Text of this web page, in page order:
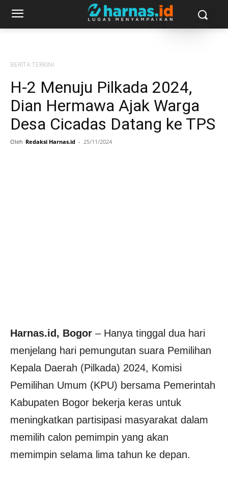
BERITA TERKINI
H-2 Menuju Pilkada 2024,
Dian Hermawa Ajak Warga
Desa Cicadas Datang ke TPS
Oleh Redaksi Harnas.id - 25/11/2024
Harnas.id, Bogor – Hanya tinggal dua hari
menjelang hari pemungutan suara Pemilihan
Kepala Daerah (Pilkada) 2024, Komisi
Pemilihan Umum (KPU) bersama Pemerintah
Kabupaten Bogor bekerja keras untuk
meningkatkan partisipasi masyarakat dalam
memilih calon pemimpin yang akan
memimpin selama lima tahun ke depan.